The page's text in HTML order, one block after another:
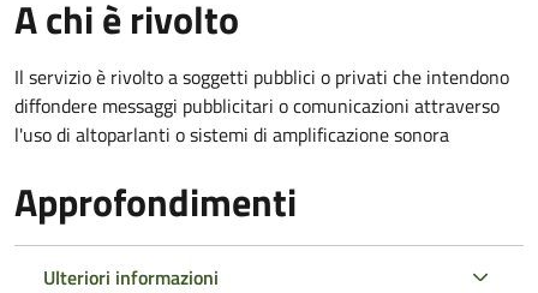
A chi è rivolto
Il servizio è rivolto a soggetti pubblici o privati che intendono
diffondere messaggi pubblicitari o comunicazioni attraverso
l'uso di altoparlanti o sistemi di amplificazione sonora
Approfondimenti
Ulteriori informazioni